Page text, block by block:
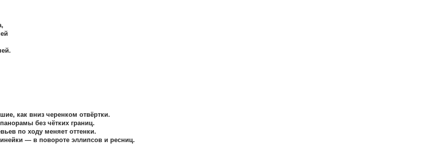
как вниз черенком отвёртки.
без чётких границ.
по ходу меняет оттенки.
— в повороте эллипсов и ресниц.